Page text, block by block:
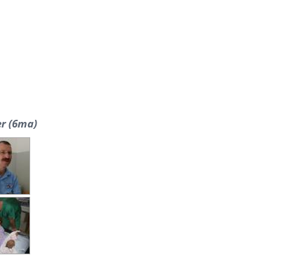
(6ma)